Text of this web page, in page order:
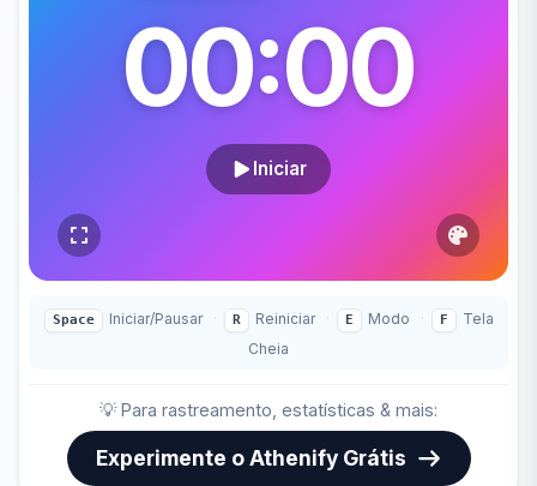
00:00
Iniciar
Space Iniciar/Pausar · R Reiniciar · E Modo · F
Tela
Cheia
💡 Para rastreamento, estatísticas & mais:
Experimente o Athenify Grátis